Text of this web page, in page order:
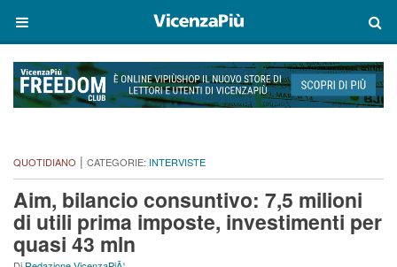
QUOTIDIANO | CATEGORIE: INTERVISTE
Aim, bilancio consuntivo: 7,5 milioni
di utili prima imposte, investimenti per
quasi 43 mln